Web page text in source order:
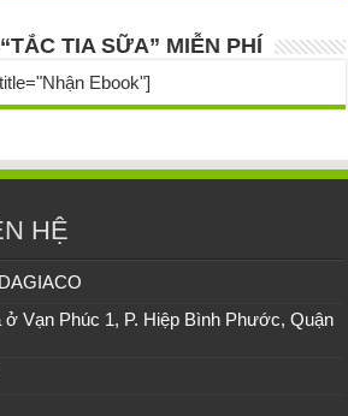
TIA SỮA” MIỄN PHÍ
Ebook"]
HỆ
Vạn Phúc 1, P. Hiệp Bình Phước, Quận